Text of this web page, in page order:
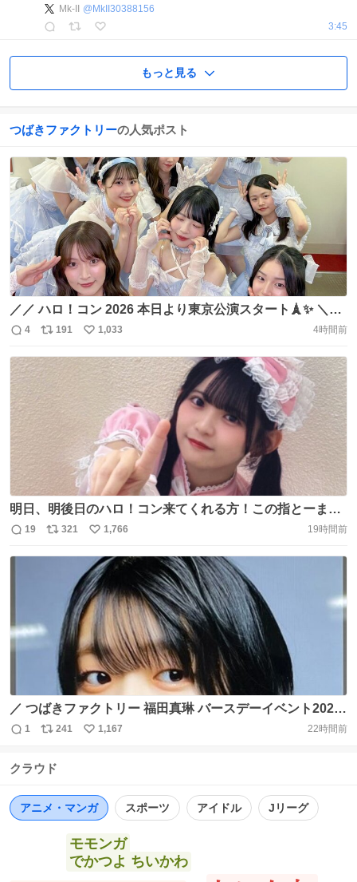
Mk-II @ MkII30388156
3:45
もっと見る
つばきファクトリーの人気ポスト
／／ ハロ！コン 2026 本日より東京公演スタート🗼✨️ ＼＼
本日から東京公演スタートです！ ホール公演が終了し、本
ろしくお願い致します✨️ 本日2公演目は当日券もございま
す🎫 #ハロコン #ハロプロ #つばきファクトリー
https://t.co/pNWTN2KGcW
返
信
数
4
リ
ポ
ス
ト
191
い
い
1,033 4時間前
明日、明後日のハロ！コン来てくれる方！この指とーま
れ！ #ロージークロニクル #相馬優芽 #つばきファクトリー
返
信
19
リ
ポ
321
い
い
ね
数
1,766 19時間前
／ つばきファクトリー 福田真琳 バースデーイベント2026
開催決定🎂💙 ＼ #福田真琳 のバースデーイベントの開催が
（月） ⏰①16:50～ ②19:20～ 🎫公演詳細、申し込み詳細
https://t.co/ddGeLOf0Ja
返
数
1
リ
ス
数
241
い
1,167 22時間前
クラウド
アニメ・マンガ スポーツ アイドル Jリーグ
モモンガ
でかつよ ちいかわ